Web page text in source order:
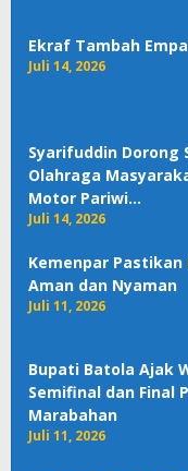
Ekraf Tambah
Juli 14, 2026
Syarifuddin Dorong
Olahraga
Motor Pariwi…
Juli 14, 2026
Kemenpar Pastikan
Aman dan Nyaman
Juli 11, 2026
Bupati Batola Ajak
Semifinal dan Final
Marabahan
Juli 11, 2026